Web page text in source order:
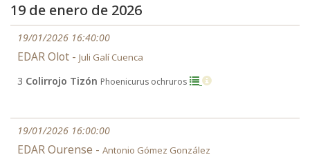
19 de enero de 2026
19/01/2026 16:40:00
EDAR Olot - Juli Galí Cuenca
3 Colirrojo Tizón Phoenicurus ochruros
19/01/2026 16:00:00
EDAR Ourense - Antonio Gómez González